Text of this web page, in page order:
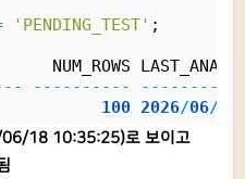
'PENDING_TEST' ;
NUM_ROWS LAST_ANAL
----------
100 2026/06/
06/18 10:35:25)로 보이고